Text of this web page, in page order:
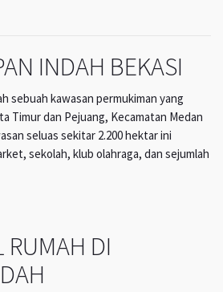
INDAH BEKASI
sebuah kawasan permukiman yang
Timur dan Pejuang, Kecamatan Medan
seluas sekitar 2.200 hektar ini
sekolah, klub olahraga, dan sejumlah
RUMAH DI